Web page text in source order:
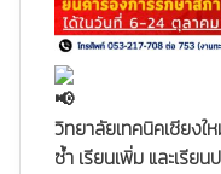
วิทยาลัยเทคนิคเชียงใ
ซ้ำ เรียนเพิ่ม และเรีย